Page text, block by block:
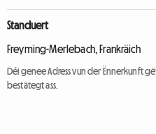
Standuert
Freyming-Merlebach, Frankräich
Déi genee Adress vun der Ënnerkunft
bestätegt ass.